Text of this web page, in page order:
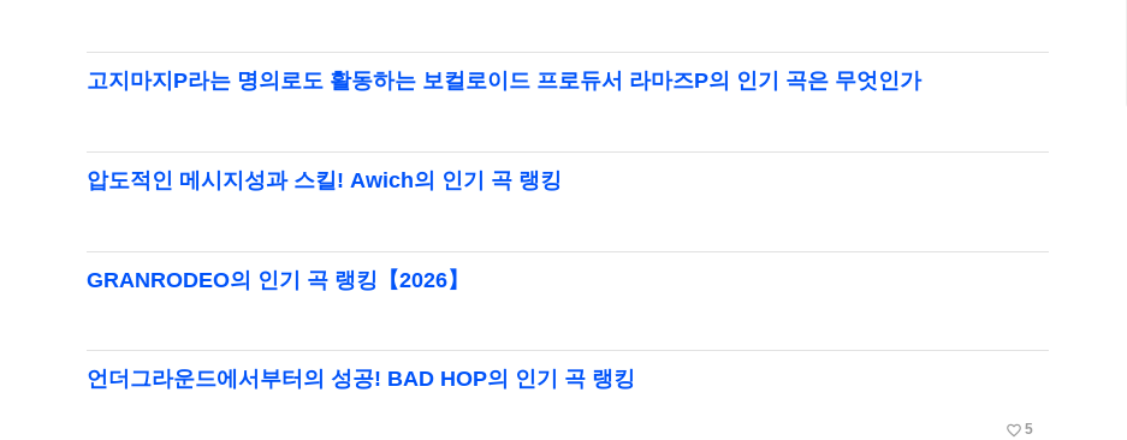
고지마지P라는 명의로도 활동하는 보컬로이드 프로듀서 라마즈P의 인기 곡은 무엇인가
압도적인 메시지성과 스킬! Awich의 인기 곡 랭킹
GRANRODEO의 인기 곡 랭킹【2026】
언더그라운드에서부터의 성공! BAD HOP의 인기 곡 랭킹
favorite_border 5